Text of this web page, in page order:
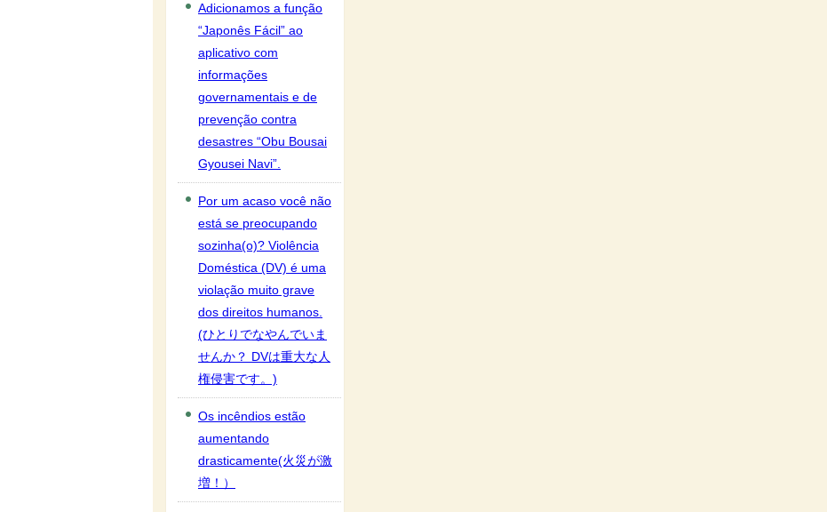
Adicionamos a função
“Japonês Fácil” ao
aplicativo com
informações
governamentais e de
prevenção contra
desastres “Obu Bousai
Gyousei Navi”.
Por um acaso você não
está se preocupando
sozinha(o)? Violência
Doméstica (DV) é uma
violação muito grave
dos direitos humanos.
(ひとりでなやんでいま
せんか？ DVは重大な人
権侵害です。)
Os incêndios estão
aumentando
drasticamente(火災が激
増！）